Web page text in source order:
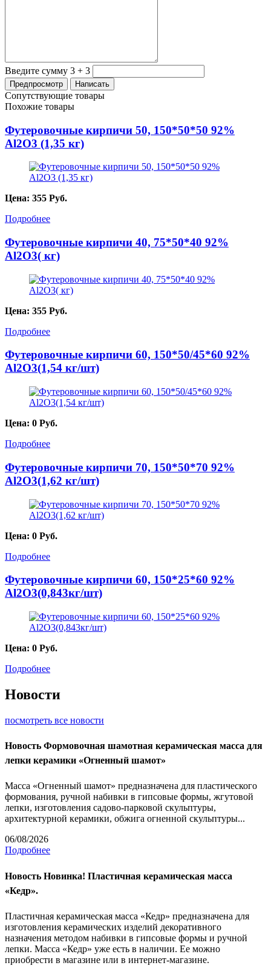
Введите сумму 3 + 3
Сопутствующие товары
Похожие товары
Футеровочные кирпичи 50, 150*50*50 92%
Al2O3 (1,35 кг)
Цена: 355 Руб.
Подробнее
Футеровочные кирпичи 40, 75*50*40 92%
Al2O3( кг)
Цена: 355 Руб.
Подробнее
Футеровочные кирпичи 60, 150*50/45*60 92%
Al2O3(1,54 кг/шт)
Цена: 0 Руб.
Подробнее
Футеровочные кирпичи 70, 150*50*70 92%
Al2O3(1,62 кг/шт)
Цена: 0 Руб.
Подробнее
Футеровочные кирпичи 60, 150*25*60 92%
Al2O3(0,843кг/шт)
Цена: 0 Руб.
Подробнее
Новости
посмотреть все новости
Новость Формовочная шамотная керамическая масса для
лепки керамики «Огненный шамот»
Масса «Огненный шамот» предназначена для пластического
формования, ручной набивки в гипсовые формы, жгутовой
лепки, изготовления садово-парковой скульптуры,
архитектурной керамики, обжига огненной скульптуры...
06/08/2026
Подробнее
Новость Новинка! Пластичная керамическая масса
«Кедр».
Пластичная керамическая масса «Кедр» предназначена для
изготовления керамических изделий декоративного
назначения методом набивки в гипсовые формы и ручной
лепки. Масса «Кедр» уже есть в наличии. Ее можно
приобрести в магазине или в интернет-магазине.